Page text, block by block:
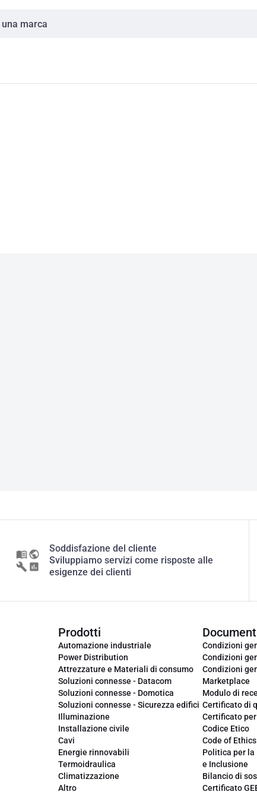
Soddisfazione del cliente
Sviluppiamo servizi come risposte alle
esigenze dei clienti
Prodotti
Automazione industriale
Power Distribution
Attrezzature e Materiali di consumo
Soluzioni connesse - Datacom
Soluzioni connesse - Domotica
Soluzioni connesse - Sicurezza edifici
Illuminazione
Installazione civile
Cavi
Energie rinnovabili
Termoidraulica
Climatizzazione
Altro
Condizioni
Condizioni
Condizioni
Marketplace
Modulo di
Certificato di
Certificato
Codice Etico
Code of Ethics
Politica per la
e Inclusione
Bilancio di
Certificato